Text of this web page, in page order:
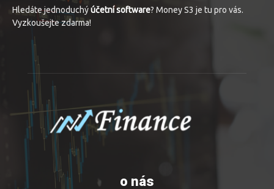
Hledáte jednoduchýúčetní software? Money S3 je tu pro vás.
Vyzkoušejte zdarma!
o nás